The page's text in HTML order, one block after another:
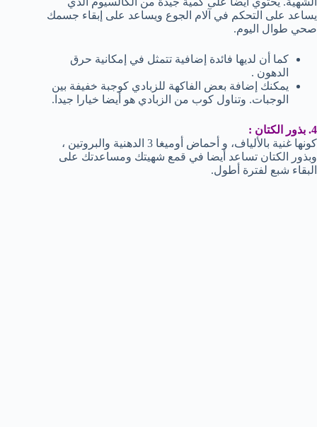
يساعد على التحكم في آلام الجوع ويساعد على إبقاء جسمك
صحي طوال اليوم.
كما أن لديها فائدة إضافية تتمثل في إمكانية حرق
الدهون .
يمكنك إضافة بعض الفاكهة للزبادي كوجبة خفيفة بين
الوجبات. وتناول كوب من الزبادي هو أيضا خيارا جيدا.
4. بذور الكتان :
كونها غنية بالألياف، و أحماض أوميغا 3 الدهنية والبروتين ،
وبذور الكتان تساعد أيضا في قمع شهيتك ومساعدتك على
البقاء شبع لفترة أطول.